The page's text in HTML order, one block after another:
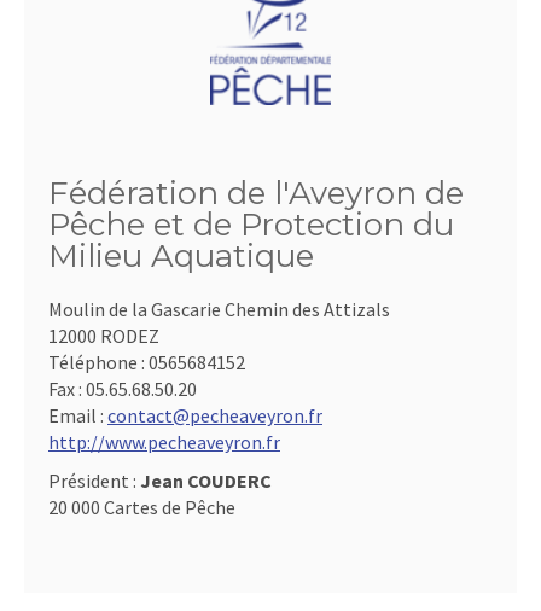
Fédération de l'Aveyron de
Pêche et de Protection du
Milieu Aquatique
Moulin de la Gascarie Chemin des Attizals
12000 RODEZ
Téléphone : 0565684152
Fax : 05.65.68.50.20
Email : contact@pecheaveyron.fr
http://www.pecheaveyron.fr
Président : Jean COUDERC
20 000 Cartes de Pêche